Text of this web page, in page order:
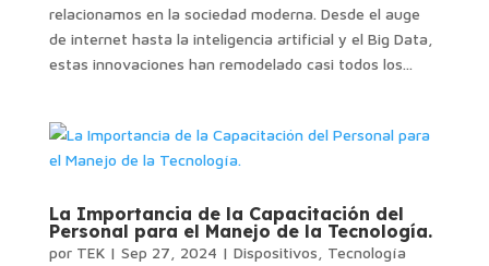
relacionamos en la sociedad moderna. Desde el auge
de internet hasta la inteligencia artificial y el Big Data,
estas innovaciones han remodelado casi todos los...
La Importancia de la Capacitación del
Personal para el Manejo de la Tecnología.
por TEK| Sep 27, 2024 | Dispositivos Tecnología